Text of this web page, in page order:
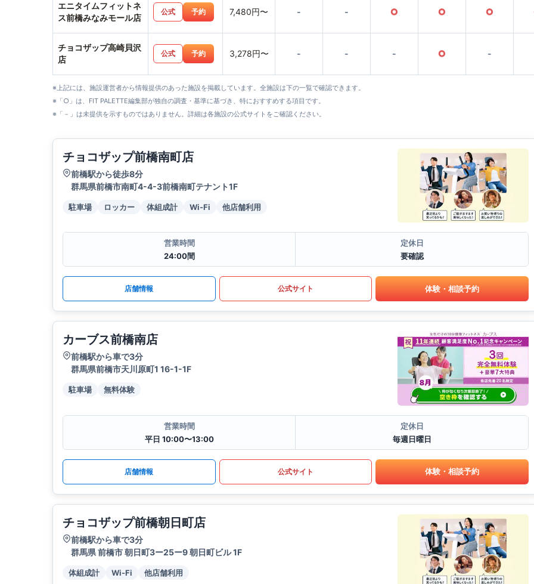
エニタイムフィットネ
ス前橋みなみモール店
公式 予約 7,480円〜 - - ○ ○ ○
チョコザップ高崎貝沢
店
公式 予約 3,278円〜 - - - ○ -
※上記には、施設運営者から情報提供のあった施設を掲載しています。全施設は下の一覧で確認できます。
※「○」は、FIT PALETTE編集部が独自の調査・基準に基づき、特におすすめする項目です。
※「－」は未提供を示すものではありません。詳細は各施設の公式サイトをご確認ください。
チョコザップ前橋南町店
前橋駅から徒歩8分
群馬県前橋市南町4-4-3前橋南町テナント1F
駐車場 ロッカー 体組成計 Wi-Fi 他店舗利用
営業時間
24:00間
定休日
要確認
店舗情報 公式サイト 体験・相談予約
カーブス前橋南店
前橋駅から車で3分
群馬県前橋市天川原町1 16-1-1F
駐車場 無料体験
営業時間
平日 10:00〜13:00
定休日
毎週日曜日
店舗情報 公式サイト 体験・相談予約
チョコザップ前橋朝日町店
前橋駅から車で3分
群馬県 前橋市 朝日町3ー25ー9 朝日町ビル 1F
体組成計 Wi-Fi 他店舗利用